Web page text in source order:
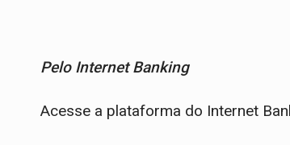
Pelo Internet Banking
Acesse a plataforma do Internet